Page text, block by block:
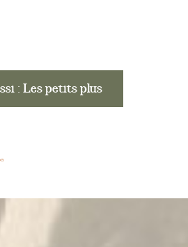
: Les petits plus